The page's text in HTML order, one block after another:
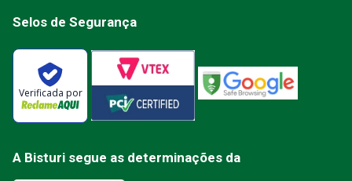
Selos de Segurança
Verificada por
A Bisturi segue as determinações da